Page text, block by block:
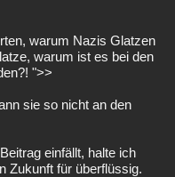
warum Nazis Glatzen
warum ist es bei den
">>
sie so nicht an den
einfällt, halte ich
Zukunft für überflüssig.